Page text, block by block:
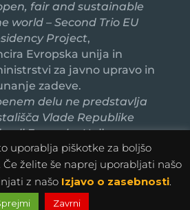
fair and sustainable
world – Second Trio EU
Project,
Evropska unija in
za javno upravo in
zadeve.
delu ne predstavlja
Vlade Republike
ali Evropske Unije.
uporablja piškotke za boljšo
želite še naprej uporabljati našo
z našo Izjavo o zasebnosti.
Zavrni